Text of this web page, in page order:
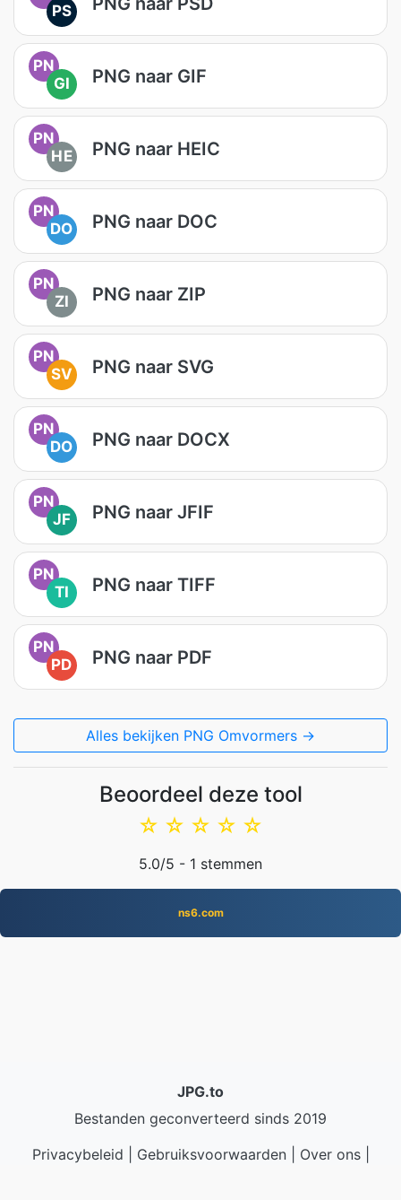
PS
PN
GI
PNG naar GIF
PN
HE
PNG naar HEIC
PN
DO
PNG naar DOC
PN
ZI
PNG naar ZIP
PN
SV
PNG naar SVG
PN
DO
PNG naar DOCX
PN
JF
PNG naar JFIF
PN
TI
PNG naar TIFF
PN
PD
PNG naar PDF
Alles bekijken PNG Omvormers →
Beoordeel deze tool
☆
☆
☆
☆
☆
5.0/5 - 1 stemmen
ns6.com
JPG.to
Bestanden geconverteerd sinds 2019
Privacybeleid
Gebruiksvoorwaarden| Over ons|